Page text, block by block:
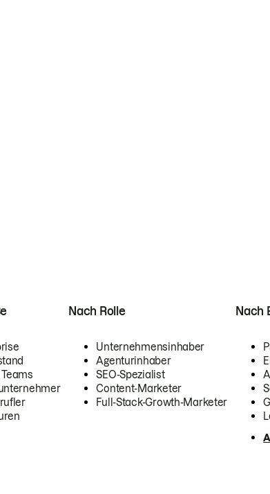
Nach Rolle
Unternehmensinhaber
Agenturinhaber
SEO-Spezialist
Content-Marketer
Full-Stack-Growth-Marketer
Nach